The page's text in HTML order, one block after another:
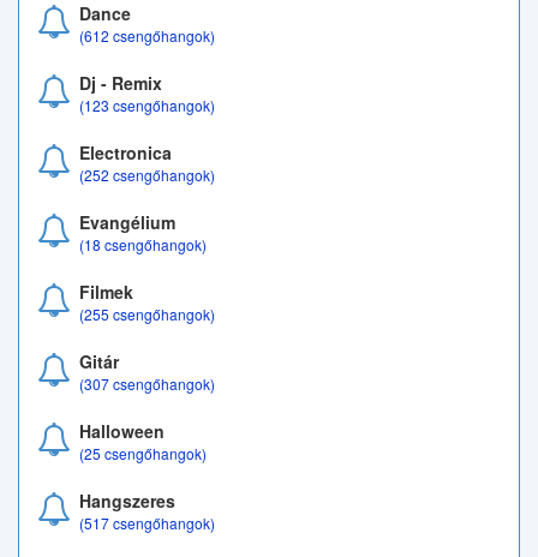
Dance
(612 csengőhangok)
Dj - Remix
(123 csengőhangok)
Electronica
(252 csengőhangok)
Evangélium
(18 csengőhangok)
Filmek
(255 csengőhangok)
Gitár
(307 csengőhangok)
Halloween
(25 csengőhangok)
Hangszeres
(517 csengőhangok)